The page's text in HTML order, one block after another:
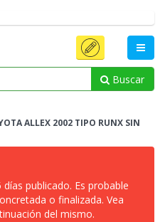
Buscar
ALLEX 2002 TIPO RUNX SIN
publicado. Es probable
o finalizada. Vea
del mismo.